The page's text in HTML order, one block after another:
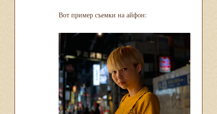
Вот пример съемки на айфон: